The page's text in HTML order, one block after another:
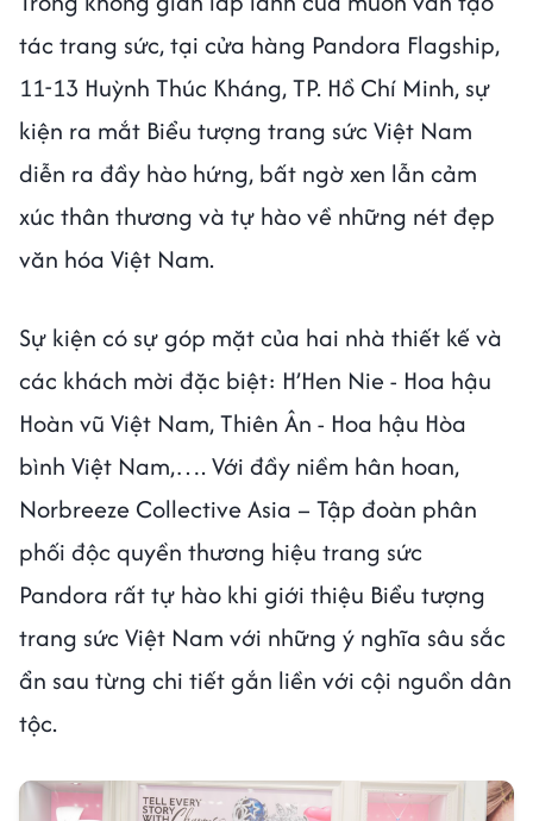
tác trang sức, tại cửa hàng Pandora Flagship,
11-13 Huỳnh Thúc Kháng, TP. Hồ Chí Minh, sự
kiện ra mắt Biểu tượng trang sức Việt Nam
diễn ra đầy hào hứng, bất ngờ xen lẫn cảm
xúc thân thương và tự hào về những nét đẹp
văn hóa Việt Nam.
Sự kiện có sự góp mặt của hai nhà thiết kế và
các khách mời đặc biệt: H’Hen Nie - Hoa hậu
Hoàn vũ Việt Nam, Thiên Ân - Hoa hậu Hòa
bình Việt Nam,…. Với đầy niềm hân hoan,
Norbreeze Collective Asia – Tập đoàn phân
phối độc quyền thương hiệu trang sức
Pandora rất tự hào khi giới thiệu Biểu tượng
trang sức Việt Nam với những ý nghĩa sâu sắc
ẩn sau từng chi tiết gắn liền với cội nguồn dân
tộc.